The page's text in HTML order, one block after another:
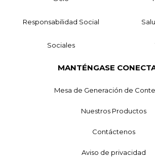
Responsabilidad Social
Sociales
MANTÉNGASE
Mesa de Generación de
Nuestros Productos
Contáctenos
Aviso de privacidad